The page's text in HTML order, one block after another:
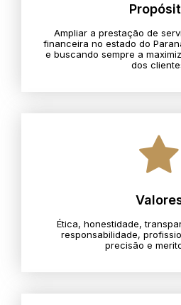
Ampliar a prestação de
financeira no estado do
e buscando sempre a
dos
Ética, honestidade,
responsabilidade,
precisão e